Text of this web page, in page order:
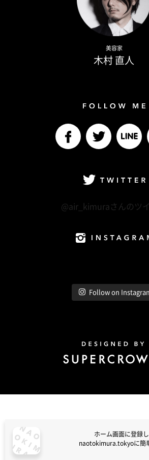
美容家
木村 直人
@air_kimuraさんのツ
Follow on
ホーム画面に登録し
naotokimura.tokyoに簡